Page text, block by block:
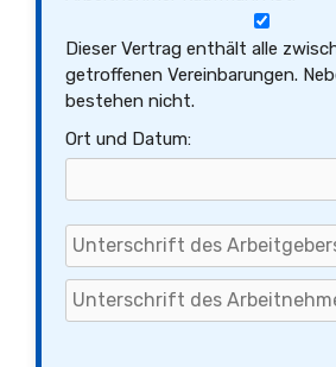
Dieser Vertrag enthält alle
getroffenen Vereinbarungen.
bestehen nicht.
Ort und Datum: